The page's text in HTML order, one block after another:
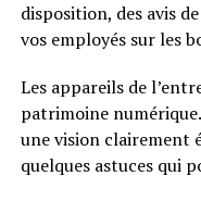
disposition, des avis
vos employés sur les
Les appareils de
patrimoine
une vision clairement
quelques astuces qui